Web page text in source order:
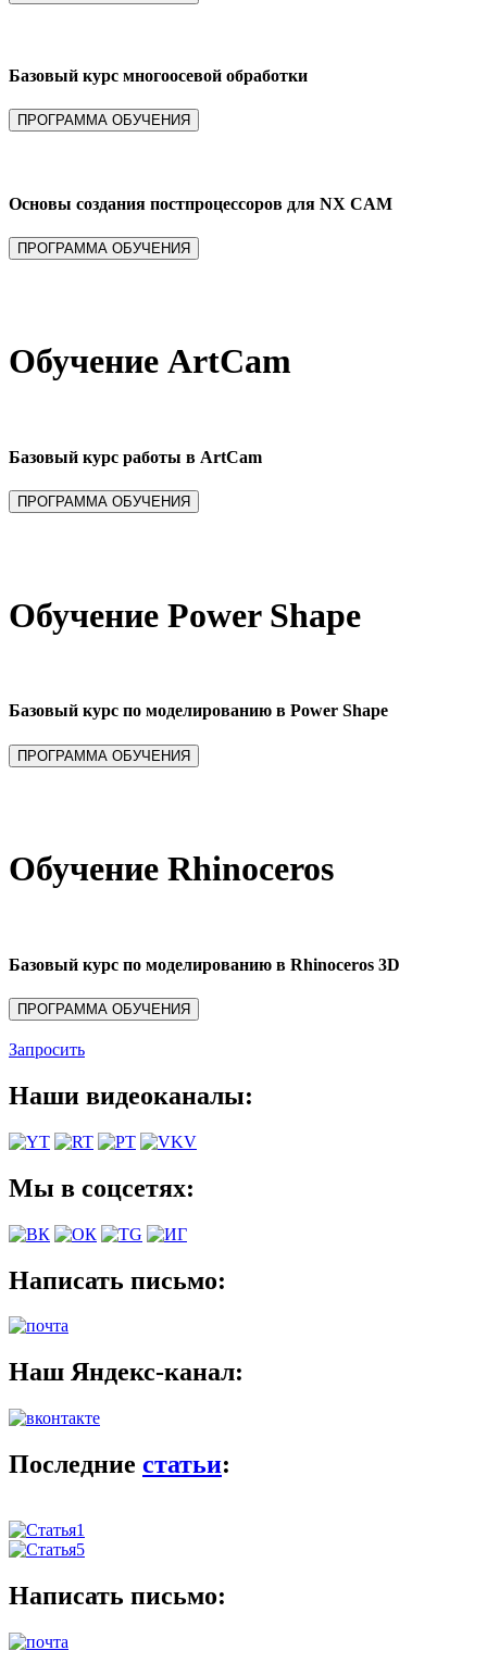
Базовый курс многоосевой обработки
Основы создания постпроцессоров для NX CAM
Обучение ArtCam
Базовый курс работы в ArtCam
Обучение Power Shape
Базовый курс по моделированию в Power Shape
Обучение Rhinoceros
Базовый курс по моделированию в Rhinoceros 3D
Запросить
Наши видеоканалы:
Мы в соцсетях:
Написать письмо:
Наш Яндекс-канал:
Последние статьи:
Написать письмо: